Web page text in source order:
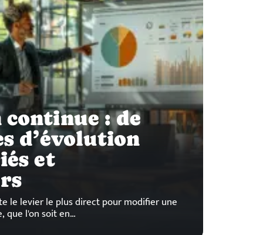
: de
d’évolution
et
le levier le plus direct pour modifier une
que l'on soit en…